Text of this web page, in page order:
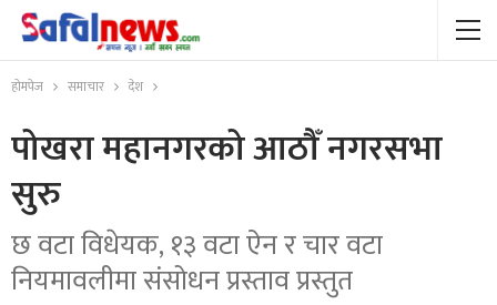
होमपेज समाचार देश
पोखरा महानगरको आठौँ नगरसभा
सुरु
छ वटा विधेयक, १३ वटा ऐन र चार वटा
नियमावलीमा संसोधन प्रस्ताव प्रस्तुत